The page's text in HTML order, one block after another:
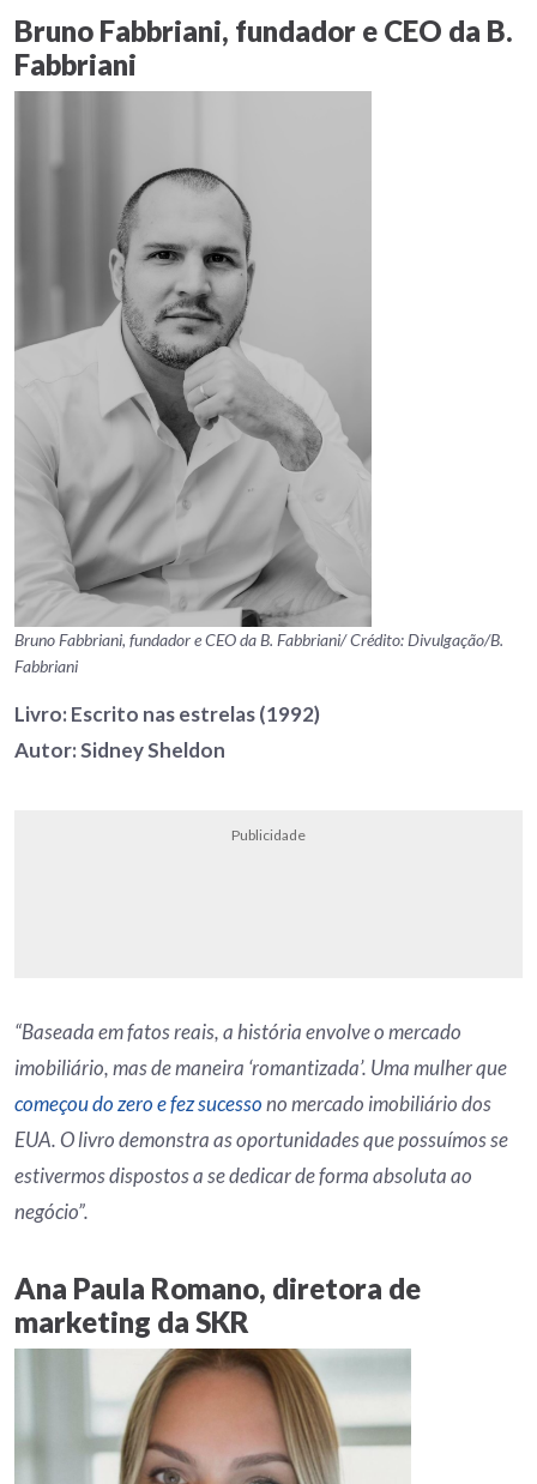
Bruno Fabbriani, fundador e CEO da B.
Fabbriani
Bruno Fabbriani, fundador e CEO da B. Fabbriani/ Crédito: Divulgação/B.
Fabbriani
Livro: Escrito nas estrelas (1992)
Autor: Sidney Sheldon
Publicidade
“Baseada em fatos reais, a história envolve o mercado
imobiliário, mas de maneira ‘romantizada’. Uma mulher que
começou do zero e fez sucessono mercado imobiliário dos
EUA. O livro demonstra as oportunidades que possuímos se
estivermos dispostos a se dedicar de forma absoluta ao
negócio”.
Ana Paula Romano, diretora de
marketing da SKR